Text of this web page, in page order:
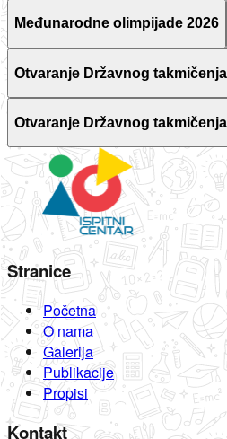
Međunarodne olimpijade 2026
Otvaranje Državnog
Otvaranje Državnog
Stranice
Početna
O nama
Galerija
Publikacije
Propisi
Kontakt